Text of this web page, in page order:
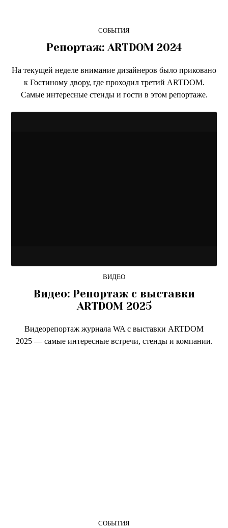
СОБЫТИЯ
Репортаж: ARTDOM 2024
На текущей неделе внимание дизайнеров было приковано
к Гостиному двору, где проходил третий ARTDOM.
Cамые интересные стенды и гости в этом репортаже.
ВИДЕО
Видео: Репортаж с выставки
ARTDOM 2025
Видеорепортаж журнала WA с выставки ARTDOM
2025 — самые интересные встречи, стенды и компании.
СОБЫТИЯ